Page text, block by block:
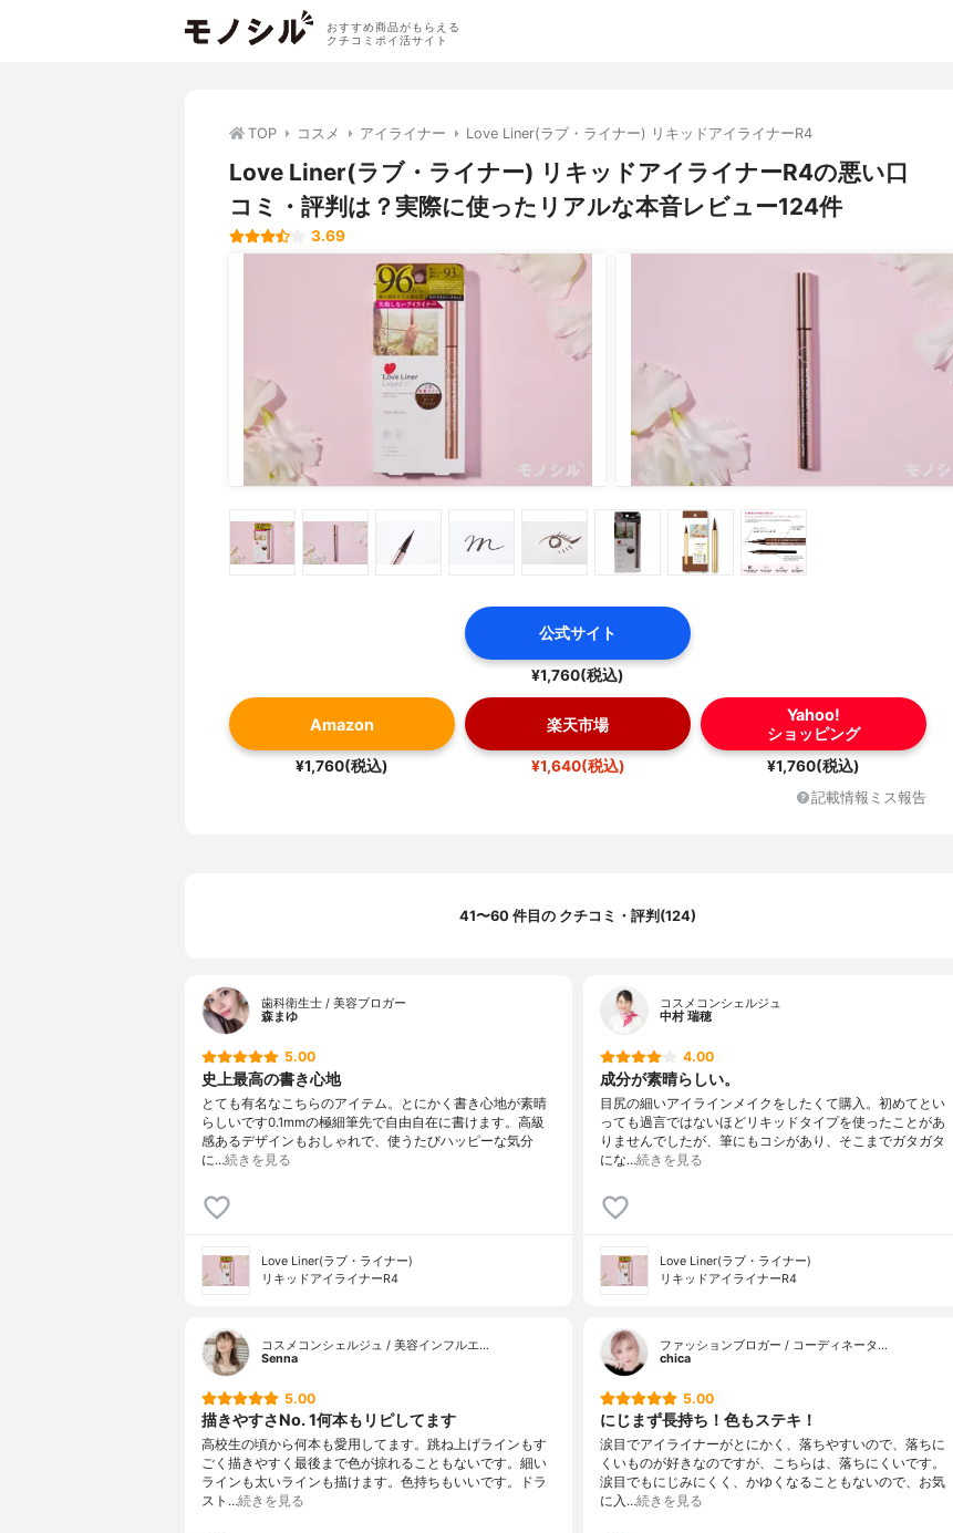
おすすめ商品がもらえる
クチコミポイ活サイト
TOP コスメ アイライナー Love Liner(ラブ・ライナー) リキッドアイライナーR4
Love Liner(ラブ・ライナー) リキッドアイライナーR4の悪い口
コミ・評判は？実際に使ったリアルな本音レビュー124件
3.69
公式サイト
¥1,760(税込)
Amazon
¥1,760(税込)
楽天市場
¥1,640(税込)
Yahoo!
ショッピング
¥1,760(税込)
記載情報ミス報告
41〜60 件目の クチコミ・評判(124)
歯科衛生士 / 美容ブロガー
森まゆ
5.00
史上最高の書き心地
とても有名なこちらのアイテム。とにかく書き心地が素晴
らしいです0.1mmの極細筆先で自由自在に書けます。高級
感あるデザインもおしゃれで、使うたびハッピーな気分
に…続きを見る
Love Liner(ラブ・ライナー)
リキッドアイライナーR4
コスメコンシェルジュ
中村 瑞穂
4.00
成分が素晴らしい。
目尻の細いアイラインメイクをしたくて購入。初めてとい
っても過言ではないほどリキッドタイプを使ったことがあ
りませんでしたが、筆にもコシがあり、そこまでガタガタ
にな…続きを見る
Love Liner(ラブ・ライナー)
リキッドアイライナーR4
コスメコンシェルジュ / 美容インフルエ…
Senna
5.00
描きやすさNo. 1何本もリピしてます
高校生の頃から何本も愛用してます。跳ね上げラインもす
ごく描きやすく最後まで色が掠れることもないです。細い
ラインも太いラインも描けます。色持ちもいいです。ドラ
スト…続きを見る
ファッションブロガー / コーディネータ…
chica
5.00
にじまず長持ち！色もステキ！
涙目でアイライナーがとにかく、落ちやすいので、落ちに
くいものが好きなのですが、こちらは、落ちにくいです。
涙目でもにじみにくく、かゆくなることもないので、お気
に入…続きを見る